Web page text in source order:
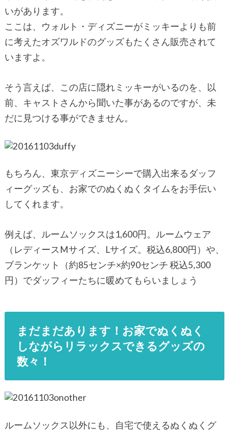
いがあります。
ここは、ウォルト・ディズニーがミッキーよりも前
に考えたオズワルドのグッズもたくさん販売されて
いますよ。
そう言えば、この店に隠れミッキーがいるのを、以
前、キャストさんから聞いた事があるのですが、未
だに見つける事ができません。
もちろん、東京ディズニーシーで購入出来るダッフ
ィーグッズも、お家でのぬくぬくタイムをお手伝い
してくれます。
例えば、ルームソックスは1,600円。ルームウェア
（レディースMサイズ、Lサイズ。税込6,800円）や、
ブランケット（約85センチ×約90センチ 税込5,300
円）でダッフィーたちに暖めてもらいましょう
まだまだあります！お家でぬくぬく
しながらリラックスできるグッズの
数々！
ルームソックス以外にも、自宅で使えるぬくぬくグ